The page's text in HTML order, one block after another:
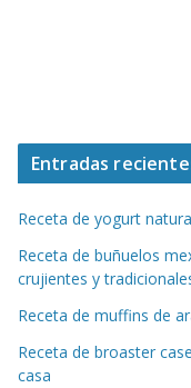
Entradas
Receta de yogurt
Receta de buñuelos
crujientes y
Receta de muffins de
Receta de broaster
casa